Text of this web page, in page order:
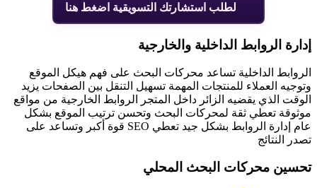
لطلب استشارتك التسويقية اضغط هنا
إدارة الروابط الداخلية والخارجية
الروابط الداخلية تساعد محركات البحث على فهم هيكل الموقع
وتوجيه العملاء للمنتجات المهمة تسهيل التنقل بين الصفحات يزيد
الوقت الذي يقضيه الزائر داخل المتجر الروابط الخارجية من مواقع
موثوقة تعطي ثقة لمحركات البحث وتحسن ترتيب الموقع بشكل
عام إدارة الروابط بشكل جيد تعطي SEO قوة أكبر وتساعد على
تصدر النتائج
تحسين محركات البحث المحلي